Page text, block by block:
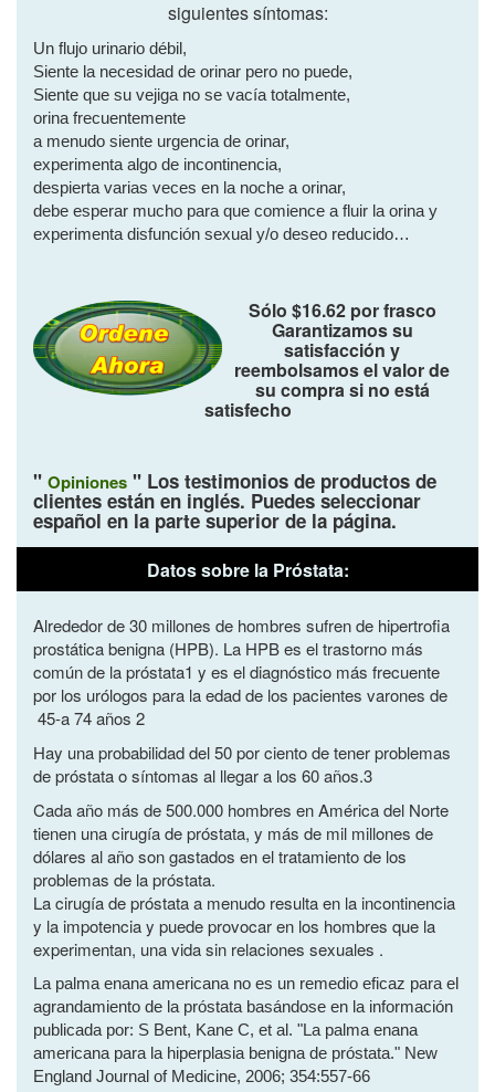
siguientes síntomas:
Un flujo urinario débil,
Siente la necesidad de orinar pero no puede,
Siente que su vejiga no se vacía totalmente,
orina frecuentemente
a menudo siente urgencia de orinar,
experimenta algo de incontinencia,
despierta varias veces en la noche a orinar,
debe esperar mucho para que comience a fluir la orina y
experimenta disfunción sexual y/o deseo reducido…
Sólo $16.62 por frasco
Garantizamos su
satisfacción y
reembolsamos el valor de
su compra si no está
satisfecho
" Opiniones " Los testimonios de productos de
clientes están en inglés. Puedes seleccionar
español en la parte superior de la página.
Datos sobre la Próstata:
Alrededor de 30 millones de hombres sufren de hipertrofia
prostática benigna (HPB). La HPB es el trastorno más
común de la próstata1 y es el diagnóstico más frecuente
por los urólogos para la edad de los pacientes varones de
45-a 74 años 2
Hay una probabilidad del 50 por ciento de tener problemas
de próstata o síntomas al llegar a los 60 años.3
Cada año más de 500.000 hombres en América del Norte
tienen una cirugía de próstata, y más de mil millones de
dólares al año son gastados en el tratamiento de los
problemas de la próstata.
La cirugía de próstata a menudo resulta en la incontinencia
y la impotencia y puede provocar en los hombres que la
experimentan, una vida sin relaciones sexuales .
La palma enana americana no es un remedio eficaz para el
agrandamiento de la próstata basándose en la información
publicada por: S Bent, Kane C, et al. "La palma enana
americana para la hiperplasia benigna de próstata." New
England Journal of Medicine, 2006; 354:557-66